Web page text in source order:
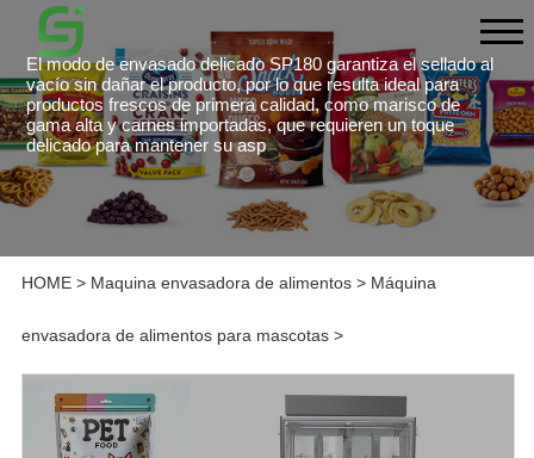
El modo de envasado delicado SP180 garantiza el sellado al
vacío sin dañar el producto, por lo que resulta ideal para
productos frescos de primera calidad, como marisco de
gama alta y carnes importadas, que requieren un toque
delicado para mantener su asp
HOME> Maquina envasadora de alimentos> Máquina
envasadora de alimentos para mascotas>